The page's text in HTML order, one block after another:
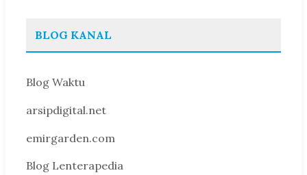
BLOG KANAL
Blog Waktu
arsipdigital.net
emirgarden.com
Blog Lenterapedia